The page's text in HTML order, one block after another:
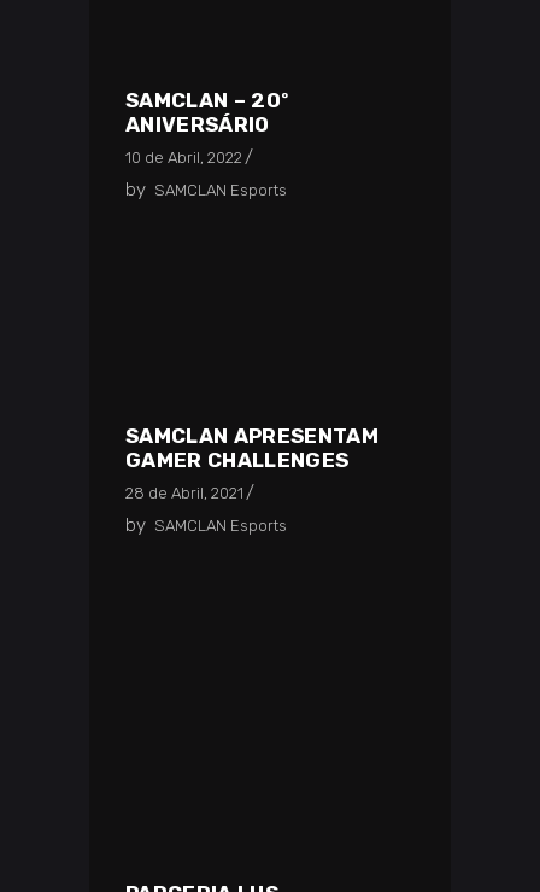
SAMCLAN – 20º
ANIVERSÁRIO
10 de Abril, 2022
by SAMCLAN Esports
SAMCLAN APRESENTAM
GAMER CHALLENGES
28 de Abril, 2021
by SAMCLAN Esports